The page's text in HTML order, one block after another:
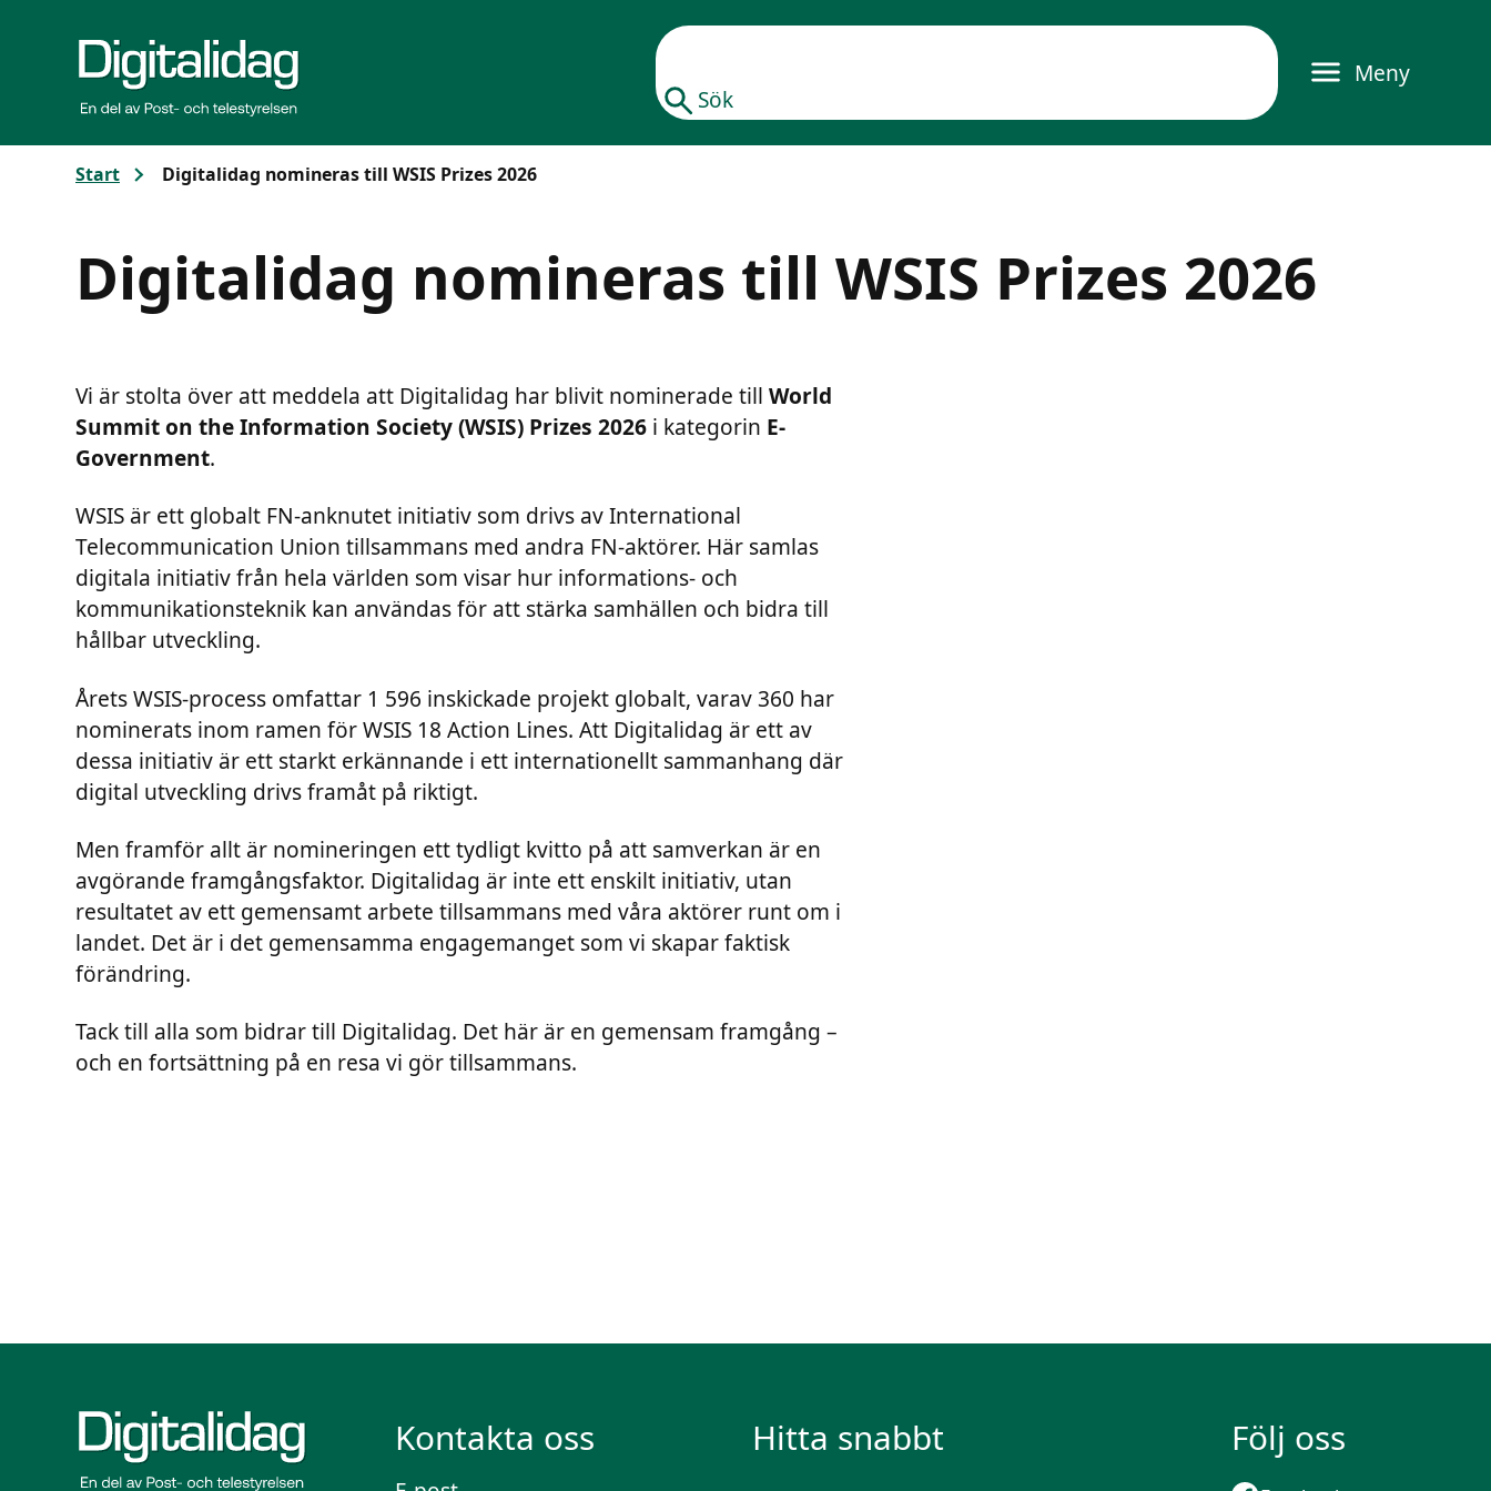
Sök
Meny
Start Digitalidag nomineras till WSIS Prizes 2026
Digitalidag nomineras till WSIS Prizes 2026
Vi är stolta över att meddela att Digitalidag har blivit nominerade till text i fetstil
World
Summit on the Information Society (WSIS) Prizes 2026 i kategorin text i fetstil
E-
Government.
WSIS är ett globalt FN-anknutet initiativ som drivs av International
Telecommunication Union tillsammans med andra FN-aktörer. Här samlas
digitala initiativ från hela världen som visar hur informations- och
kommunikationsteknik kan användas för att stärka samhällen och bidra till
hållbar utveckling.
Årets WSIS-process omfattar 1 596 inskickade projekt globalt, varav 360 har
nominerats inom ramen för WSIS 18 Action Lines. Att Digitalidag är ett av
dessa initiativ är ett starkt erkännande i ett internationellt sammanhang där
digital utveckling drivs framåt på riktigt.
Men framför allt är nomineringen ett tydligt kvitto på att samverkan är en
avgörande framgångsfaktor. Digitalidag är inte ett enskilt initiativ, utan
resultatet av ett gemensamt arbete tillsammans med våra aktörer runt om i
landet. Det är i det gemensamma engagemanget som vi skapar faktisk
förändring.
Tack till alla som bidrar till Digitalidag. Det här är en gemensam framgång –
och en fortsättning på en resa vi gör tillsammans.
Kontakta oss Hitta snabbt Följ oss